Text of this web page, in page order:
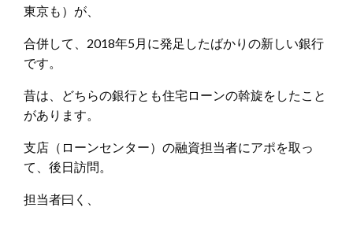
東京も）が、
合併して、2018年5月に発足したばかりの新しい銀行
です。
昔は、どちらの銀行とも住宅ローンの斡旋をしたこと
があります。
支店（ローンセンター）の融資担当者にアポを取っ
て、後日訪問。
担当者曰く、